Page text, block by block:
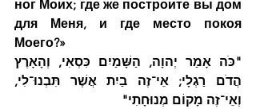
ног Моих; где же построите вы дом
для Меня, и где место покоя
Моего?»
וְאֵי־זֶה מָקוֹם מְנוּחָתִי"